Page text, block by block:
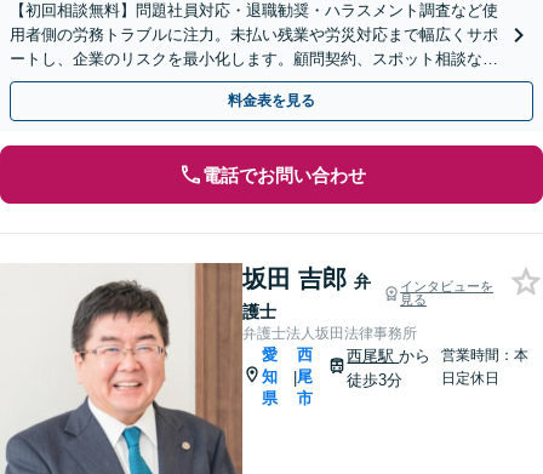
【初回相談無料】問題社員対応・退職勧奨・ハラスメント調査など使
用者側の労務トラブルに注力。未払い残業や労災対応まで幅広くサポ
ートし、企業のリスクを最小化します。顧問契約、スポット相談など
柔軟に対応可能【豊橋駅10分】【夜間相談可】
料金表を見る
電話でお問い合わせ
坂田 吉郎 弁
護士
インタビューを
見る
弁護士法人坂田法律事務所
愛
知
県
|
西
尾
市
西尾駅から
徒歩3分
営業時間：本
日定休日